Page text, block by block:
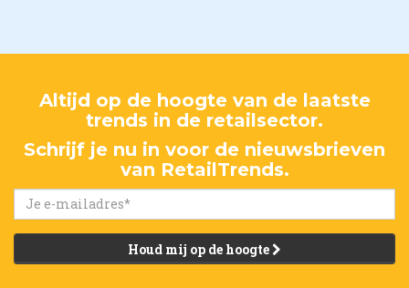
Altijd op de hoogte van de laatste
trends in de retailsector.
Schrijf je nu in voor de nieuwsbrieven
van RetailTrends.
Houd mij op de hoogte